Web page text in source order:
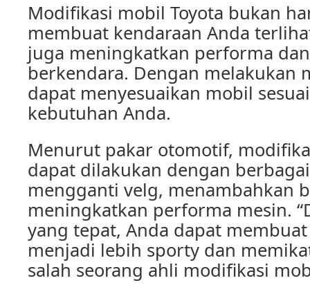
Modifikasi mobil Toyota bukan
membuat kendaraan Anda
juga meningkatkan performa
berkendara. Dengan melakukan
dapat menyesuaikan mobil
kebutuhan Anda.
Menurut pakar otomotif,
dapat dilakukan dengan
mengganti velg, menambahkan
meningkatkan performa mesin.
yang tepat, Anda dapat
menjadi lebih sporty dan
salah seorang ahli modifikasi